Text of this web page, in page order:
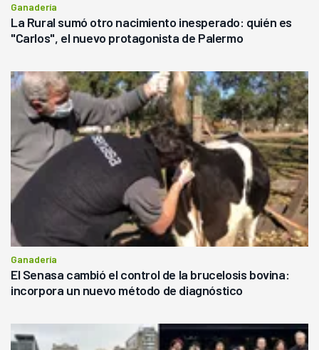
Ganadería
La Rural sumó otro nacimiento inesperado: quién es
"Carlos", el nuevo protagonista de Palermo
Ganadería
El Senasa cambió el control de la brucelosis bovina:
incorpora un nuevo método de diagnóstico